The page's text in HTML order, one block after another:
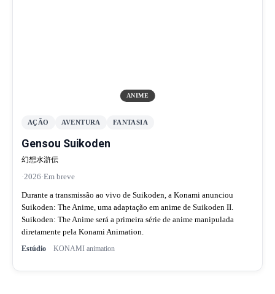
ANIME
AÇÃO AVENTURA FANTASIA
Gensou Suikoden
幻想水滸伝
·2026 ·Em breve
Durante a transmissão ao vivo de Suikoden, a Konami anunciou
Suikoden: The Anime, uma adaptação em anime de Suikoden II.
Suikoden: The Anime será a primeira série de anime manipulada
diretamente pela Konami Animation.
Estúdio KONAMI animation